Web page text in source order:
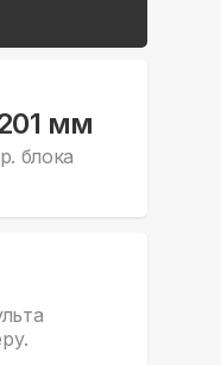
мм
блока